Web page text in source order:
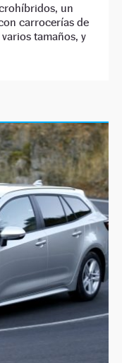
un
carrocerías de
tamaños, y